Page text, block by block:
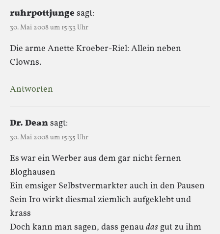
ruhrpottjungesagt:
30. Mai 2008 um 15:33 Uhr
Die arme Anette Kroeber-Riel: Allein neben
Clowns.
Antworten
Dr. Deansagt:
30. Mai 2008 um 15:35 Uhr
Es war ein Werber aus dem gar nicht fernen
Bloghausen
Ein emsiger Selbstvermarkter auch in den Pausen
Sein Iro wirkt diesmal ziemlich aufgeklebt und
krass
Doch kann man sagen, dass genaudas gut zu ihm